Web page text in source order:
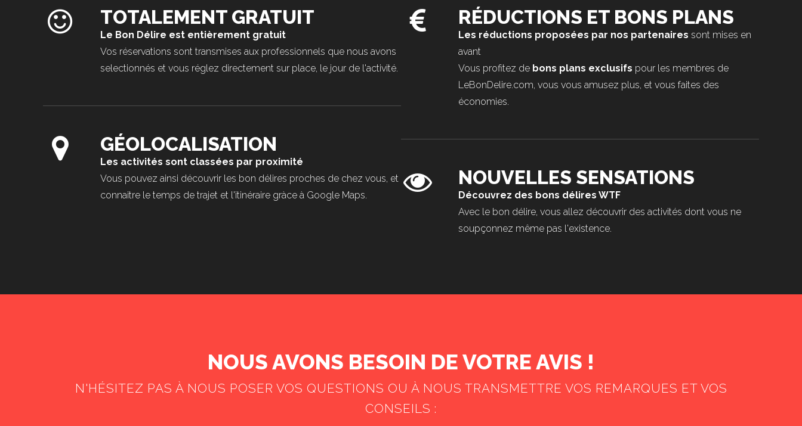
TOTALEMENT GRATUIT
Le Bon Délire est entièrement gratuit
Vos réservations sont transmises aux professionnels que nous avons
selectionnés et vous réglez directement sur place, le jour de l'activité.
GÉOLOCALISATION
Les activités sont classées par proximité
Vous pouvez ainsi découvrir les bon délires proches de chez vous, et
connaitre le temps de trajet et l'itinéraire gràce à Google Maps.
RÉDUCTIONS ET BONS PLANS
Les réductions proposées par nos partenaires sont mises en
avant
Vous profitez de bons plans exclusifs pour les membres de
LeBonDelire.com, vous vous amusez plus, et vous faites des
économies.
NOUVELLES SENSATIONS
Découvrez des bons délires WTF
Avec le bon délire, vous allez découvrir des activités dont vous ne
soupçonnez même pas l'existence.
NOUS AVONS BESOIN DE VOTRE AVIS !
N'HÉSITEZ PAS À NOUS POSER VOS QUESTIONS OU À NOUS TRANSMETTRE VOS REMARQUES ET VOS
CONSEILS :